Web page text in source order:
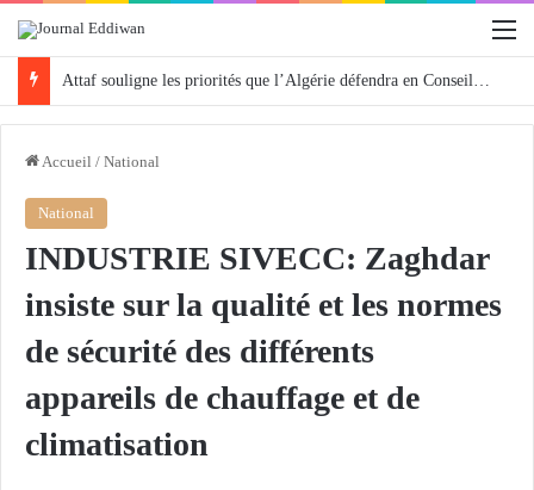
Attaf souligne les priorités que l’Algérie défendra en Conseil de sécurité « avec rigueur et engagement »
Accueil / National
National
INDUSTRIE SIVECC: Zaghdar
insiste sur la qualité et les normes
de sécurité des différents
appareils de chauffage et de
climatisation